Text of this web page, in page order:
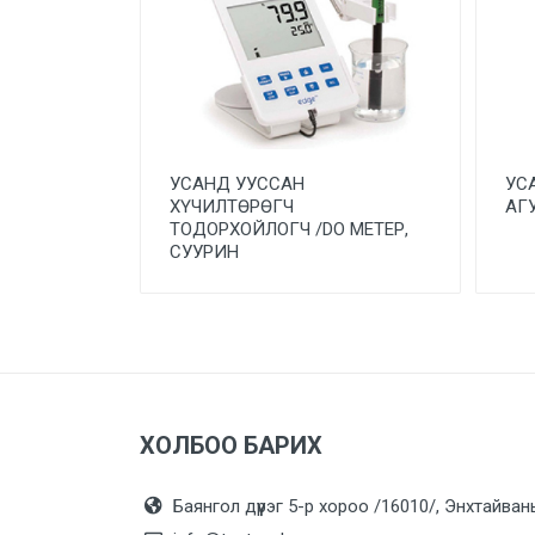
УСАНД УУССАН
ХҮЧИЛТӨРӨГЧ
ТОДОРХОЙЛОГЧ /DО МЕТЕР,
СУУРИН
ХОЛБОО БАРИХ
Баянгол дүүрэг 5-р хороо /16010/,